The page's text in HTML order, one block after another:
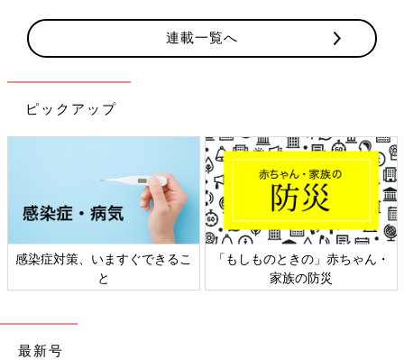
た。リハビリ職であるため、一日中動いていることが多く、仕事
中は特におなかが張る回数が多いなと感じていました。
長男、二男の時も早めにおなかが張り、張り止めの薬を飲んでい
になっていたため、今回は産休まで働きたい
という気持ちが強くありました。
先生にもそのことは伝えていたため、おなかが張っていることを
伝えると今の時期におなかが張るのはまだ早いとのこと。
体への負担が少ない張り止めの薬を処方してもらうと同時に、産
連載一覧へ
ピックアップ
感染症対策、いますぐできるこ
と
「もしものときの」赤ちゃん・
家族の防災
最新号